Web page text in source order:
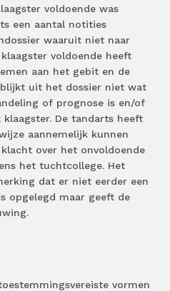
voldoende was
een aantal notities
waaruit niet naar
voldoende heeft
aan het gebit en de
uit het dossier niet wat
of prognose is en/of
De tandarts heeft
aannemelijk kunnen
over het onvoldoende
het tuchtcollege. Het
dat er niet eerder een
opgelegd maar geeft de
vormen